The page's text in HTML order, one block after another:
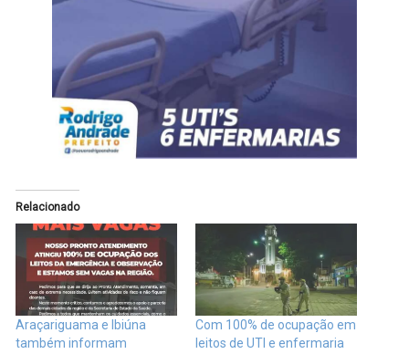
Relacionado
Araçariguama e Ibiúna
também informam
Com 100% de ocupação em
leitos de UTI e enfermaria